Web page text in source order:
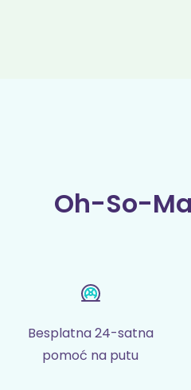
Oh-So-
Besplatna 24-satna
pomoć na putu